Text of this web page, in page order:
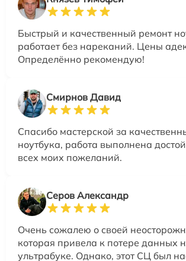
Быстрый и качественный ремонт
работает без нареканий. Цены
Определённо рекомендую!
Смирнов Давид
Спасибо мастерской за
ноутбука, работа выполнена
всех моих пожеланий.
Серов Александр
Очень сожалею о своей
которая привела к потере данных
ультрабуке. Однако, этот СЦ был